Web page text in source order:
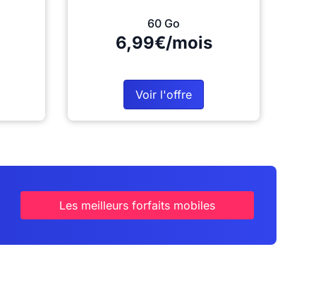
60 Go
6,99€/mois
Voir l'offre
Les meilleurs forfaits mobiles